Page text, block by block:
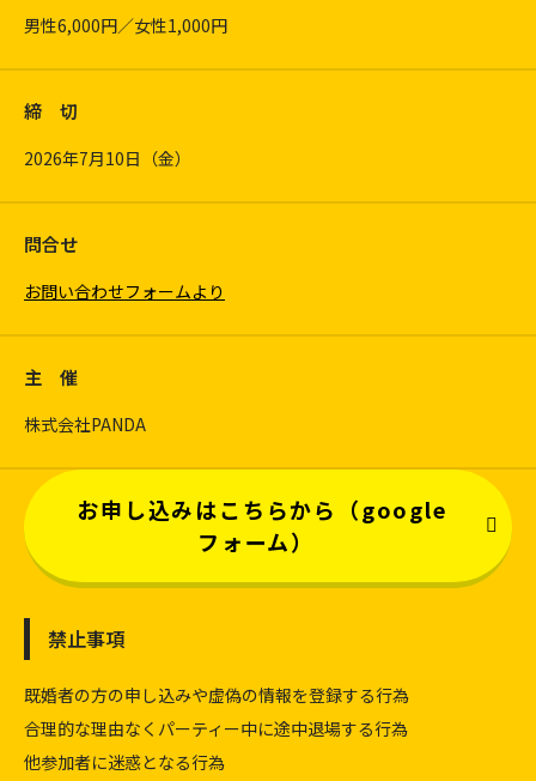
男性6,000円／女性1,000円
締 切
2026年7月10日（金）
問合せ
お問い合わせフォームより
主 催
株式会社PANDA
お申し込みはこちらから（google
フォーム）
禁止事項
既婚者の方の申し込みや虚偽の情報を登録する行為
合理的な理由なくパーティー中に途中退場する行為
他参加者に迷惑となる行為